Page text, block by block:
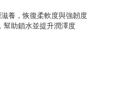
養，恢復柔軟度與強韌度
助鎖水並提升潤澤度